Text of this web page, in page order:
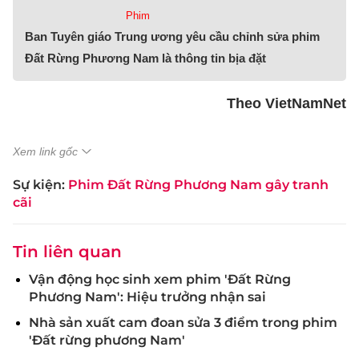
Sự kiện: Phim Đất Rừng Phương Nam gây tranh
cãi
Phim
Ban Tuyên giáo Trung ương yêu cầu chỉnh sửa phim
Đất Rừng Phương Nam là thông tin bịa đặt
Theo VietNamNet
Xem link gốc
Tin liên quan
Vận động học sinh xem phim 'Đất Rừng
Phương Nam': Hiệu trưởng nhận sai
Nhà sản xuất cam đoan sửa 3 điểm trong phim
'Đất rừng phương Nam'